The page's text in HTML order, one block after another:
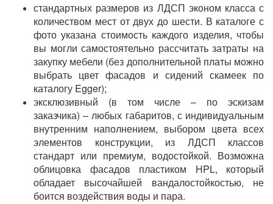
стандартных размеров из ЛДСП эконом класса с
количеством мест от двух до шести. В каталоге с
фото указана стоимость каждого изделия, чтобы
вы могли самостоятельно рассчитать затраты на
закупку мебели (без дополнительной платы можно
выбрать цвет фасадов и сидений скамеек по
каталогу Egger);
эксклюзивный (в том числе – по эскизам
заказчика) – любых габаритов, с индивидуальным
внутренним наполнением, выбором цвета всех
элементов конструкции, из ЛДСП классов
стандарт или премиум, водостойкой. Возможна
облицовка фасадов пластиком HPL, который
обладает высочайшей вандалостойкостью, не
боится воздействия воды и пара.